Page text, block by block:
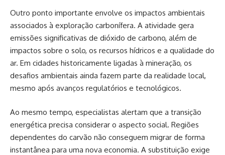
Outro ponto importante envolve os impactos ambientais
associados à exploração carbonífera. A atividade gera
emissões significativas de dióxido de carbono, além de
impactos sobre o solo, os recursos hídricos e a qualidade do
ar. Em cidades historicamente ligadas à mineração, os
desafios ambientais ainda fazem parte da realidade local,
mesmo após avanços regulatórios e tecnológicos.
Ao mesmo tempo, especialistas alertam que a transição
energética precisa considerar o aspecto social. Regiões
dependentes do carvão não conseguem migrar de forma
instantânea para uma nova economia. A substituição exige